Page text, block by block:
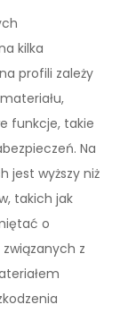
kilka
profili zależy
funkcje, takie
Na
jest wyższy niż
takich jak
o
z